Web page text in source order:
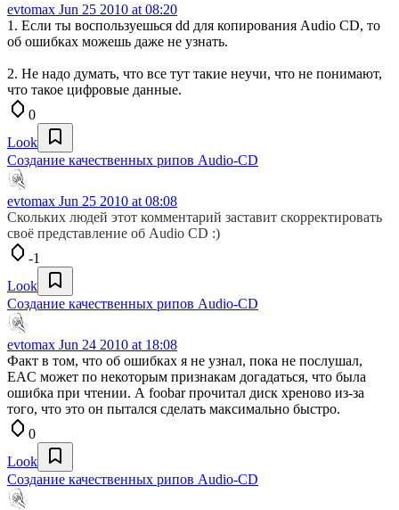
evtomax Jun 25 2010 at 08:20
1. Если ты воспользуешься dd для копирования Audio CD, то
об ошибках можешь даже не узнать.
2. Не надо думать, что все тут такие неучи, что не понимают,
что такое цифровые данные.
0
Look
Создание качественных рипов Audio-CD
evtomax Jun 25 2010 at 08:08
Скольких людей этот комментарий заставит скорректировать
своё представление об Audio CD :)
-1
Look
Создание качественных рипов Audio-CD
evtomax Jun 24 2010 at 18:08
Факт в том, что об ошибках я не узнал, пока не послушал,
EAC может по некоторым признакам догадаться, что была
ошибка при чтении. А foobar прочитал диск хреново из-за
того, что это он пытался сделать максимально быстро.
0
Look
Создание качественных рипов Audio-CD